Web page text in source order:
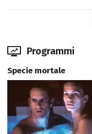
Programmi
Specie mortale